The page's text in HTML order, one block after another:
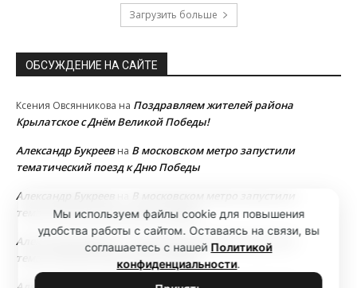
Загрузить больше
ОБСУЖДЕНИЕ НА САЙТЕ
Ксения Овсянникова на Поздравляем жителей района
Крылатское с Днём Великой Победы!
Александр Букреевна В московском метро запустили
тематический поезд к Дню Победы
Александр Букреев
В московском метро запустили
тематический поезд к Дню Победы
Александр Букреев
В московском метро запустили
тематический поезд к Дню Победы
Мы используем файлы cookie для повышения
удобства работы с сайтом. Оставаясь на связи, вы
соглашаетесь с нашей Политикой
конфиденциальности.